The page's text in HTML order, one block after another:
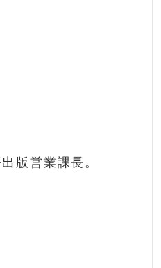
版営業課長。